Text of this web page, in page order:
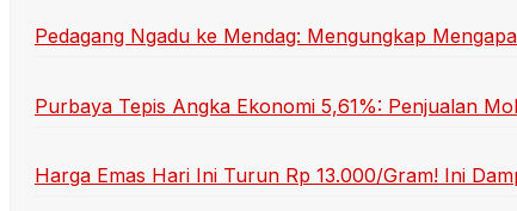
Pedagang Ngadu ke Mendag: Mengungkap
Purbaya Tepis Angka Ekonomi 5,61%: Penjualan
Harga Emas Hari Ini Turun Rp 13.000/Gram! Ini